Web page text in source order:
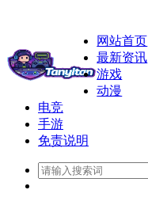
网站首页
最新资讯
游戏
动漫
电竞
手游
免责说明